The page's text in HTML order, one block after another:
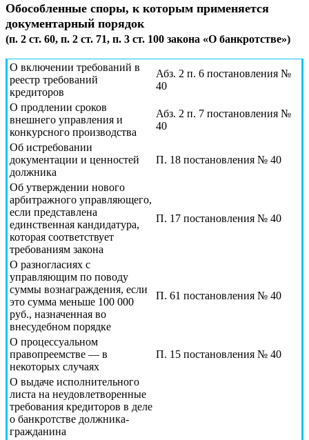
Обособленные споры, к которым применяется
документарный порядок
(п. 2 ст. 60, п. 2 ст. 71, п. 3 ст. 100 закона «О банкротстве»)
О включении требований в
реестр требований
кредиторов
Абз. 2 п. 6 постановления №
40
О продлении сроков
внешнего управления и
конкурсного производства
Абз. 2 п. 7 постановления №
40
Об истребовании
документации и ценностей
должника
П. 18 постановления № 40
Об утверждении нового
арбитражного управляющего,
если представлена
единственная кандидатура,
которая соответствует
требованиям закона
П. 17 постановления № 40
О разногласиях с
управляющим по поводу
суммы вознаграждения, если
это сумма меньше 100 000
руб., назначенная во
внесудебном порядке
П. 61 постановления № 40
О процессуальном
правопреемстве — в
некоторых случаях
П. 15 постановления № 40
О выдаче исполнительного
листа на неудовлетворенные
требования кредиторов в деле
о банкротстве должника-
гражданина